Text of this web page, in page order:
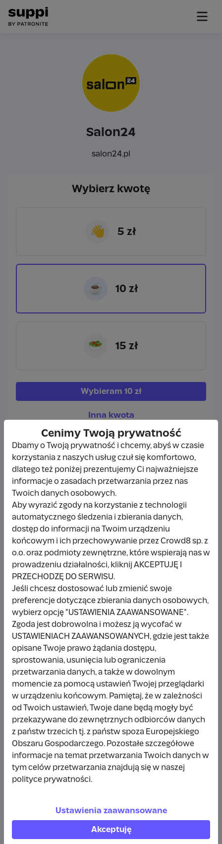
Salon24
salon24.pl
Wybierz kwotę
👋 5 zł
☕ 10 zł
🥗 15 zł
Wybieram 10 zł
Inna kwota
Udostępnij Zgłoś
Wpłacający/a
Wpłata anonimowa
10 zł miesiąc temu
Damianbloque Wordpress
1 zł 7 miesięcy temu
Wpłata anonimowa
10 zł rok temu
Wpłata anonimowa
10 zł rok temu
Wpłata anonimowa
Zobacz więcej
Cenimy Twoją prywatność
Dbamy o Twoją prywatność i chcemy, abyś w czasie
korzystania z naszych usług czuł się komfortowo,
dlatego też poniżej prezentujemy Ci najważniejsze
informacje o zasadach przetwarzania przez nas
Twoich danych osobowych.
Aby wyrazić zgody na korzystanie z technologii
automatycznego śledzenia i zbierania danych,
dostęp do informacji na Twoim urządzeniu
końcowym i ich przechowywanie przez Crowd8 sp. z
o.o. oraz podmioty zewnętrzne, które wspierają nas w
prowadzeniu działalności, kliknij AKCEPTUJĘ I
PRZECHODZĘ DO SERWISU.
Jeśli chcesz dostosować lub zmienić swoje
preferencje dotyczące zbierania danych osobowych,
wybierz opcję "USTAWIENIA ZAAWANSOWANE".
Zgoda jest dobrowolna i możesz ją wycofać w
USTAWIENIACH ZAAWANSOWANYCH, gdzie jest także
opisane Twoje prawo żądania dostępu,
sprostowania, usunięcia lub ograniczenia
przetwarzania danych, a także w dowolnym
momencie za pomocą ustawień Twojej przeglądarki
w urządzeniu końcowym. Pamiętaj, że w zależności
od Twoich ustawień, Twoje dane będą mogły być
przekazywane do zewnętrznych odbiorców danych
z państw trzecich tj. z państw spoza Europejskiego
Obszaru Gospodarczego. Pozostałe szczegółowe
informacje na temat przetwarzania Twoich danych w
tym celów przetwarzania znajdują się w naszej
polityce prywatności.
Ustawienia zaawansowane
Akceptuję